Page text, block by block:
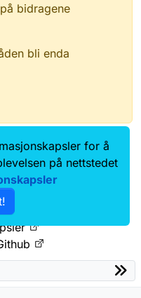
bidragene
bli enda
oss
for å
på nettstedet